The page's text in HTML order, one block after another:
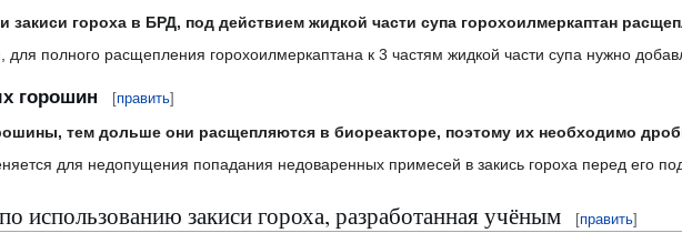
закиси гороха в БРД, под действием жидкой части супа горохоилмеркаптан
для полного расщепления горохоилмеркаптана к 3 частям жидкой части супа нужно
горошин [править]
тем дольше они расщепляются в биореакторе, поэтому их необходимо
для недопущения попадания недоваренных примесей в закись гороха перед его
использованию закиси гороха, разработанная учёным [править]